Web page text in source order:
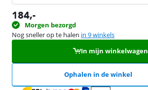
184,-
Morgen bezorgd
Nog sneller op te halen in 9 winkels
In mijn winkelwagen
Ophalen in de winkel